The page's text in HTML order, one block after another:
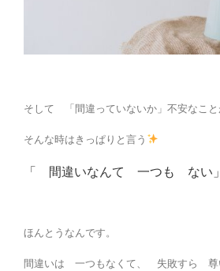
そして 「間違っていないか」不安なこ
そんな時はきっぱりと言う
「 間違いなんて 一つも ない」
ほんとうなんです。
間違いは 一つもなくて、 失敗すら 尊